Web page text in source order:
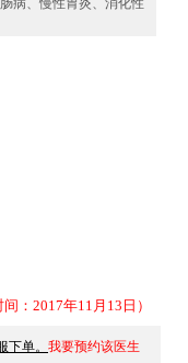
病、慢性胃炎、消化性
间：2017年11月13日）
单。 我要预约该医生